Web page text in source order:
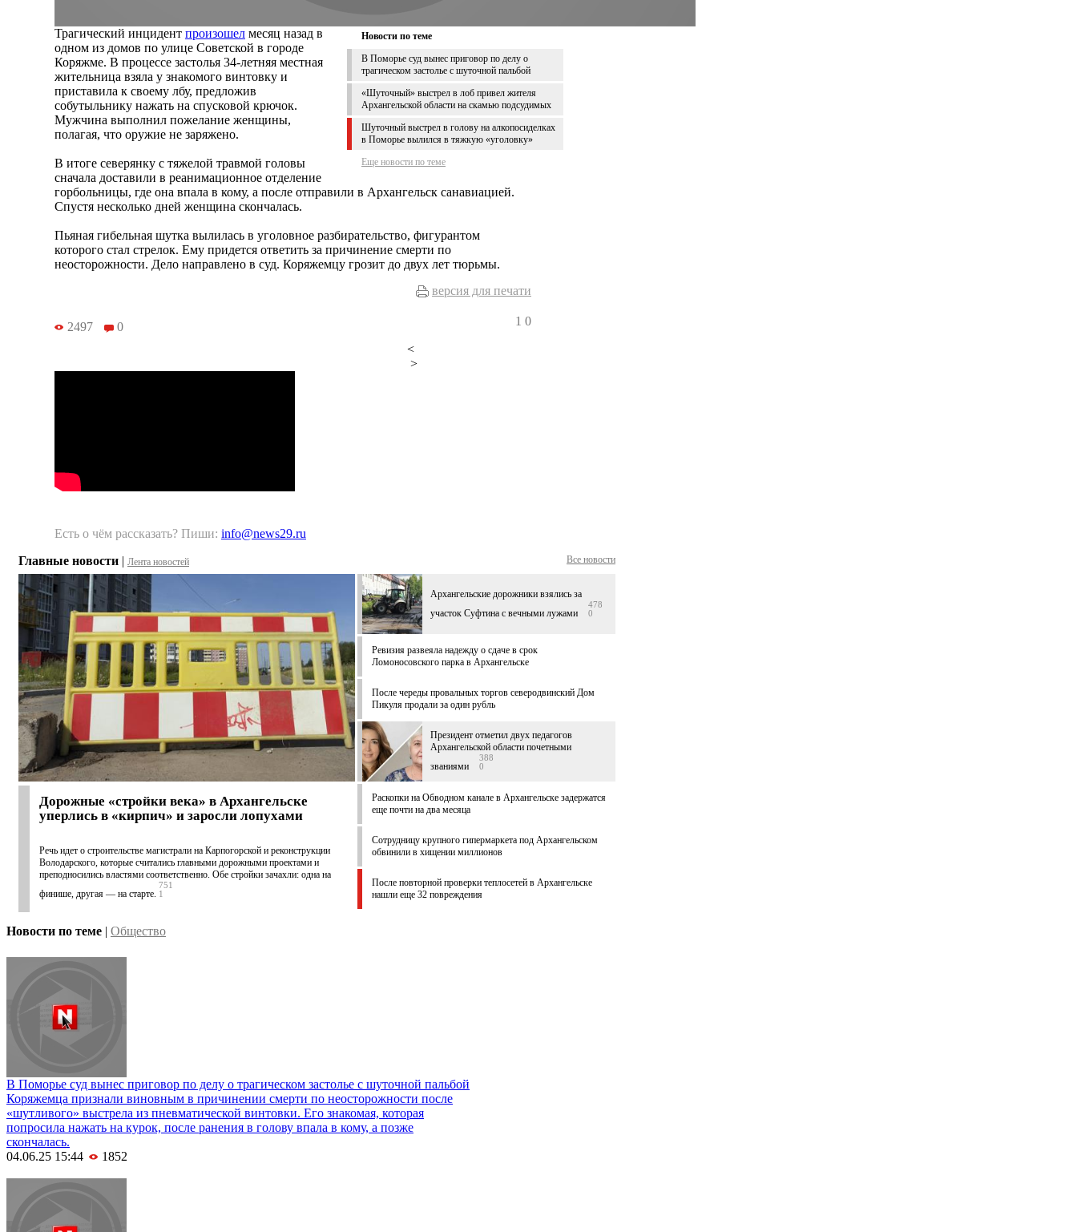
Новости по теме
В Поморье суд вынес приговор по делу о
трагическом застолье с шуточной пальбой
«Шуточный» выстрел в лоб привел жителя
Архангельской области на скамью подсудимых
Шуточный выстрел в голову на алкопосиделках
в Поморье вылился в тяжкую «уголовку»
Еще новости по теме
Трагический инцидент произошел месяц назад в
одном из домов по улице Советской в городе
Коряжме. В процессе застолья 34-летняя местная
жительница взяла у знакомого винтовку и
приставила к своему лбу, предложив
собутыльнику нажать на спусковой крючок.
Мужчина выполнил пожелание женщины,
полагая, что оружие не заряжено.
В итоге северянку с тяжелой травмой головы
сначала доставили в реанимационное отделение
горбольницы, где она впала в кому, а после отправили в Архангельск санавиацией.
Спустя несколько дней женщина скончалась.
Пьяная гибельная шутка вылилась в уголовное разбирательство, фигурантом
которого стал стрелок. Ему придется ответить за причинение смерти по
неосторожности. Дело направлено в суд. Коряжемцу грозит до двух лет тюрьмы.
версия для печати
2497 0 1 0
<
>
Есть о чём рассказать? Пиши: info@news29.ru
Главные новости | Лента новостей Все новости
Дорожные «стройки века» в Архангельске
уперлись в «кирпич» и заросли лопухами
Речь идет о строительстве магистрали на Карпогорской и реконструкции
Володарского, которые считались главными дорожными проектами и
преподносились властями соответственно. Обе стройки зачахли: одна на
финише, другая — на старте.
751
1
Архангельские дорожники взялись за
участок Суфтина с вечными лужами
478
0
Ревизия развеяла надежду о сдаче в срок
Ломоносовского парка в Архангельске
После череды провальных торгов северодвинский Дом
Пикуля продали за один рубль
Президент отметил двух педагогов
Архангельской области почетными
званиями
388
0
Раскопки на Обводном канале в Архангельске задержатся
еще почти на два месяца
Сотрудницу крупного гипермаркета под Архангельском
обвинили в хищении миллионов
После повторной проверки теплосетей в Архангельске
нашли еще 32 повреждения
Новости по теме | Общество
В Поморье суд вынес приговор по делу о трагическом застолье с шуточной пальбой
Коряжемца признали виновным в причинении смерти по неосторожности после
«шутливого» выстрела из пневматической винтовки. Его знакомая, которая
попросила нажать на курок, после ранения в голову впала в кому, а позже
скончалась.
04.06.25 15:44
1852